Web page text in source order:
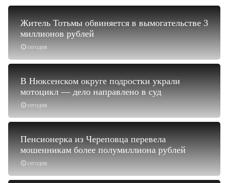
сегодня
Житель Тотьмы обвиняется в вымогательстве 3
миллионов рублей
сегодня
В Нюксенском округе подростки украли
мотоцикл — дело направлено в суд
сегодня
Пенсионерка из Череповца перевела
мошенникам более полумиллиона рублей